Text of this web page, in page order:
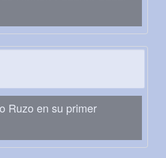
Ruzo en su primer